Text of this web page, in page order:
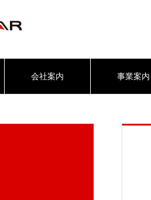
会社案内 事業案内